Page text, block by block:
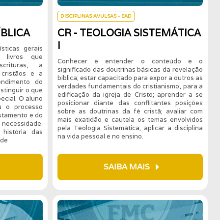
gerais
livros que
a
e a
do
o que
O aluno
o processo
e do
das
DISCIPLINAS AVULSAS - EAD
CR - TEOLOGIA SISTEMÁTICA
I
Conhecer e entender o conteúdo e o
significado das doutrinas básicas da revelação
bíblica; estar capacitado para expor a outros as
verdades fundamentais do cristianismo, para a
edificação da igreja de Cristo; aprender a se
posicionar diante das conflitantes posições
sobre as doutrinas da fé cristã; avaliar com
mais exatidão e cautela os temas envolvidos
pela Teologia Sistemática; aplicar a disciplina
na vida pessoal e no ensino.
SAIBA MAIS arrow_right